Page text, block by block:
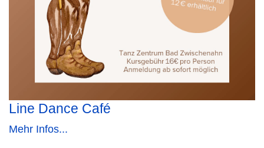
Line Dance Café
Mehr Infos...